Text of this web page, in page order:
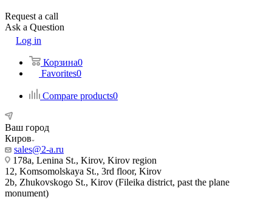
Request a call
Ask a Question
Log in
Корзина0
Favorites0
Compare products0
Ваш город
Киров
sales@2-a.ru
178a, Lenina St., Kirov, Kirov region
12, Komsomolskaya St., 3rd floor, Kirov
2b, Zhukovskogo St., Kirov (Fileika district, past the plane
monument)